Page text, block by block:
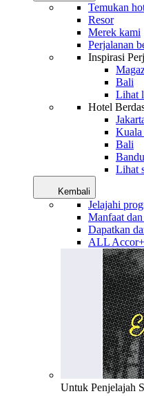
Temukan
Resor
Merek kami
Perjalanan
Inspirasi
Bali
Lihat
Hotel
Bali
Lihat
Kembali
Jelajahi
Manfaat dan
Dapatkan
ALL
Untuk Penjelajah